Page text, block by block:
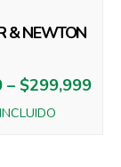
& NEWTON
– $299,999